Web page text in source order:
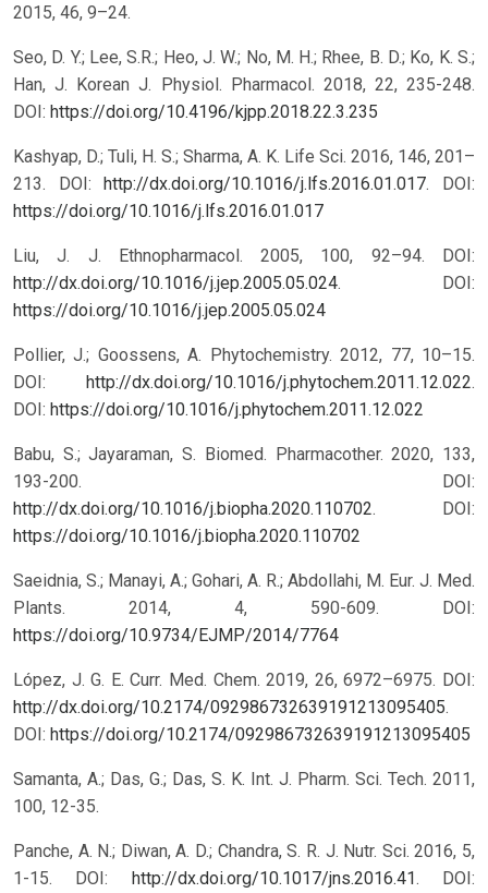
2015, 46, 9–24.
Seo, D. Y.; Lee, S.R.; Heo, J. W.; No, M. H.; Rhee, B. D.; Ko, K. S.;
Han, J. Korean J. Physiol. Pharmacol. 2018, 22, 235-248.
DOI: https://doi.org/10.4196/kjpp.2018.22.3.235
Kashyap, D.; Tuli, H. S.; Sharma, A. K. Life Sci. 2016, 146, 201–
213. DOI:http://dx.doi.org/10.1016/j.lfs.2016.01.017. DOI:
https://doi.org/10.1016/j.lfs.2016.01.017
Liu, J. J. Ethnopharmacol. 2005, 100, 92–94. DOI:
http://dx.doi.org/10.1016/j.jep.2005.05.024. DOI:
https://doi.org/10.1016/j.jep.2005.05.024
Pollier, J.; Goossens, A. Phytochemistry. 2012, 77, 10–15.
DOI: http://dx.doi.org/10.1016/j.phytochem.2011.12.022.
DOI: https://doi.org/10.1016/j.phytochem.2011.12.022
Babu, S.; Jayaraman, S. Biomed. Pharmacother. 2020, 133,
193-200. DOI:
http://dx.doi.org/10.1016/j.biopha.2020.110702. DOI:
https://doi.org/10.1016/j.biopha.2020.110702
Saeidnia, S.; Manayi, A.; Gohari, A. R.; Abdollahi, M. Eur. J. Med.
Plants. 2014, 4, 590-609. DOI:
https://doi.org/10.9734/EJMP/2014/7764
López, J. G. E. Curr. Med. Chem. 2019, 26, 6972–6975. DOI:
http://dx.doi.org/10.2174/092986732639191213095405.
DOI: https://doi.org/10.2174/092986732639191213095405
Samanta, A.; Das, G.; Das, S. K. Int. J. Pharm. Sci. Tech. 2011,
100, 12-35.
Panche, A. N.; Diwan, A. D.; Chandra, S. R. J. Nutr. Sci. 2016, 5,
1-15. DOI: http://dx.doi.org/10.1017/jns.2016.41. DOI: